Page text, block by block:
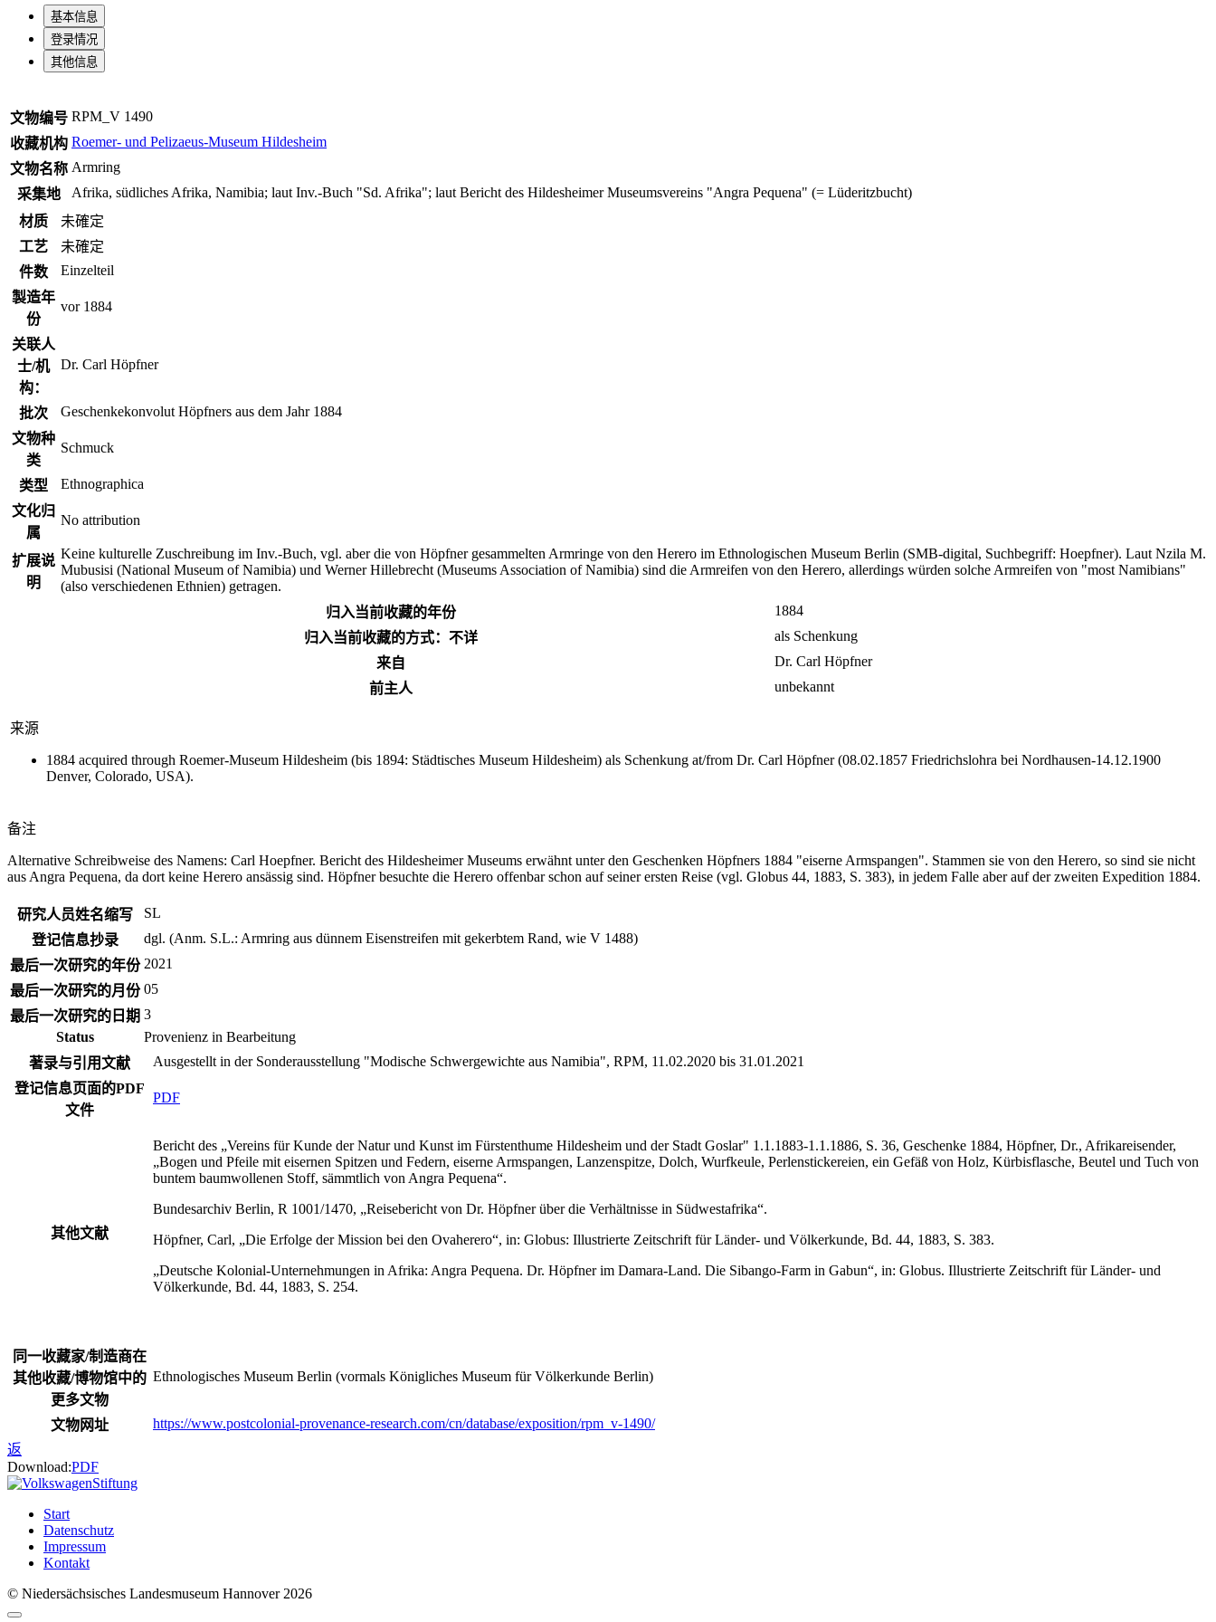
基本信息
登录情况
其他信息
文物编号 RPM_V 1490
收藏机构 Roemer- und Pelizaeus-Museum Hildesheim
文物名称 Armring
采集地
Afrika, südliches Afrika, Namibia; laut Inv.-Buch "Sd. Afrika"; laut Bericht des Hildesheimer Museumsvereins "Angra Pequena" (= Lüderitzbucht)
材质
未確定
工艺
未確定
件数
Einzelteil
製造年
份
vor 1884
关联人
士/机
构：
Dr. Carl Höpfner
批次
Geschenkekonvolut Höpfners aus dem Jahr 1884
文物种
类
Schmuck
类型
Ethnographica
文化归
属
No attribution
扩展说
明
Keine kulturelle Zuschreibung im Inv.-Buch, vgl. aber die von Höpfner gesammelten Armringe von den Herero im Ethnologischen Museum Berlin (SMB-digital, Suchbegriff: Hoepfner). Laut Nzila M.
Mubusisi (National Museum of Namibia) und Werner Hillebrecht (Museums Association of Namibia) sind die Armreifen von den Herero, allerdings würden solche Armreifen von "most Namibians"
(also verschiedenen Ethnien) getragen.
归入当前收藏的年份
1884
归入当前收藏的方式：不详
als Schenkung
来自
Dr. Carl Höpfner
前主人
unbekannt
来源
1884 acquired through Roemer-Museum Hildesheim (bis 1894: Städtisches Museum Hildesheim) als Schenkung at/from Dr. Carl Höpfner (08.02.1857 Friedrichslohra bei Nordhausen-14.12.1900
Denver, Colorado, USA).
备注
Alternative Schreibweise des Namens: Carl Hoepfner. Bericht des Hildesheimer Museums erwähnt unter den Geschenken Höpfners 1884 "eiserne Armspangen". Stammen sie von den Herero, so sind sie nicht
aus Angra Pequena, da dort keine Herero ansässig sind. Höpfner besuchte die Herero offenbar schon auf seiner ersten Reise (vgl. Globus 44, 1883, S. 383), in jedem Falle aber auf der zweiten Expedition 1884.
研究人员姓名缩写
SL
登记信息抄录
dgl. (Anm. S.L.: Armring aus dünnem Eisenstreifen mit gekerbtem Rand, wie V 1488)
最后一次研究的年份 2021
最后一次研究的月份 05
最后一次研究的日期 3
Status
Provenienz in Bearbeitung
著录与引用文献
Ausgestellt in der Sonderausstellung "Modische Schwergewichte aus Namibia", RPM, 11.02.2020 bis 31.01.2021
登记信息页面的PDF
文件
PDF
其他文献
Bericht des „Vereins für Kunde der Natur und Kunst im Fürstenthume Hildesheim und der Stadt Goslar" 1.1.1883-1.1.1886, S. 36, Geschenke 1884, Höpfner, Dr., Afrikareisender,
„Bogen und Pfeile mit eisernen Spitzen und Federn, eiserne Armspangen, Lanzenspitze, Dolch, Wurfkeule, Perlenstickereien, ein Gefäß von Holz, Kürbisflasche, Beutel und Tuch von
buntem baumwollenen Stoff, sämmtlich von Angra Pequena“.
Bundesarchiv Berlin, R 1001/1470, „Reisebericht von Dr. Höpfner über die Verhältnisse in Südwestafrika“.
Höpfner, Carl, „Die Erfolge der Mission bei den Ovaherero“, in: Globus: Illustrierte Zeitschrift für Länder- und Völkerkunde, Bd. 44, 1883, S. 383.
„Deutsche Kolonial-Unternehmungen in Afrika: Angra Pequena. Dr. Höpfner im Damara-Land. Die Sibango-Farm in Gabun“, in: Globus. Illustrierte Zeitschrift für Länder- und
Völkerkunde, Bd. 44, 1883, S. 254.
同一收藏家/制造商在
其他收藏/博物馆中的
更多文物
Ethnologisches Museum Berlin (vormals Königliches Museum für Völkerkunde Berlin)
文物网址
https://www.postcolonial-provenance-research.com/cn/database/exposition/rpm_v-1490/
返
Download:PDF
Start
Datenschutz
Impressum
Kontakt
© Niedersächsisches Landesmuseum Hannover 2026